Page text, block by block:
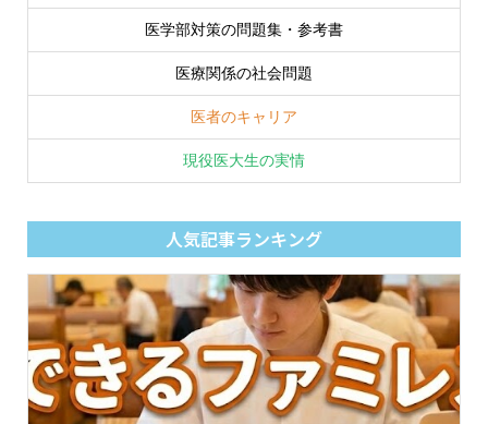
医学部対策の問題集・参考書
医療関係の社会問題
医者のキャリア
現役医大生の実情
人気記事ランキング